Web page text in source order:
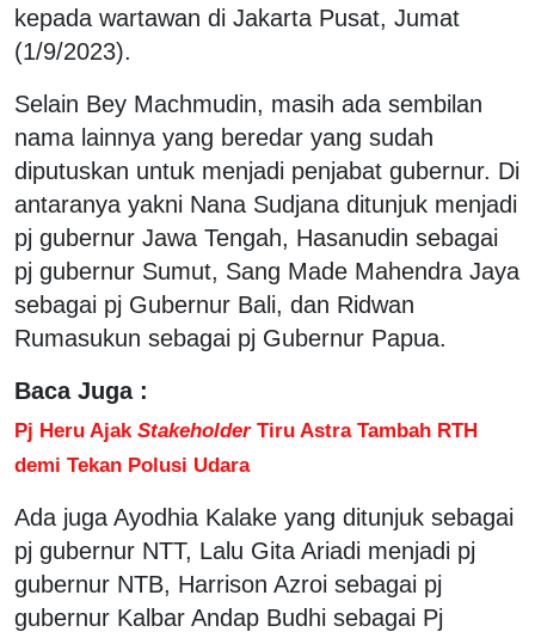
kepada wartawan di Jakarta Pusat, Jumat
(1/9/2023).
Selain Bey Machmudin, masih ada sembilan
nama lainnya yang beredar yang sudah
diputuskan untuk menjadi penjabat gubernur. Di
antaranya yakni Nana Sudjana ditunjuk menjadi
pj gubernur Jawa Tengah, Hasanudin sebagai
pj gubernur Sumut, Sang Made Mahendra Jaya
sebagai pj Gubernur Bali, dan Ridwan
Rumasukun sebagai pj Gubernur Papua.
Baca Juga :
Pj Heru Ajak StakeholderTiru Astra Tambah RTH
demi Tekan Polusi Udara
Ada juga Ayodhia Kalake yang ditunjuk sebagai
pj gubernur NTT, Lalu Gita Ariadi menjadi pj
gubernur NTB, Harrison Azroi sebagai pj
gubernur Kalbar Andap Budhi sebagai Pj